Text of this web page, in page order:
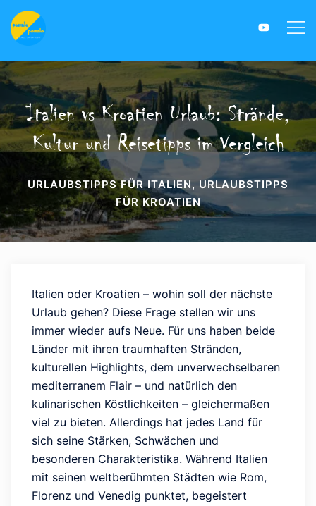
Italien vs Kroatien Urlaub: Strände,
Kultur und Reisetipps im Vergleich
URLAUBSTIPPS FÜR ITALIEN, URLAUBSTIPPS
FÜR KROATIEN
Italien oder Kroatien – wohin soll der nächste
Urlaub gehen? Diese Frage stellen wir uns
immer wieder aufs Neue. Für uns haben beide
Länder mit ihren traumhaften Stränden,
kulturellen Highlights, dem unverwechselbaren
mediterranem Flair – und natürlich den
kulinarischen Köstlichkeiten – gleichermaßen
viel zu bieten. Allerdings hat jedes Land für
sich seine Stärken, Schwächen und
besonderen Charakteristika. Während Italien
mit seinen weltberühmten Städten wie Rom,
Florenz und Venedig punktet, begeistert